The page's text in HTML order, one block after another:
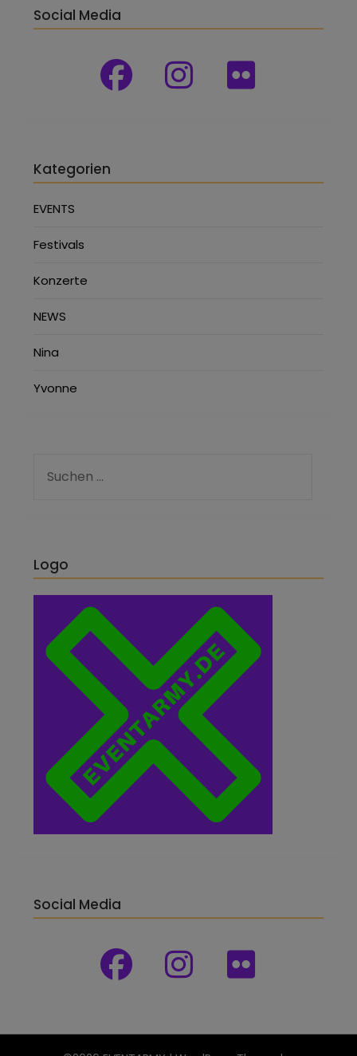
Social Media
Kategorien
EVENTS
Festivals
Konzerte
NEWS
Nina
Yvonne
Logo
Social Media